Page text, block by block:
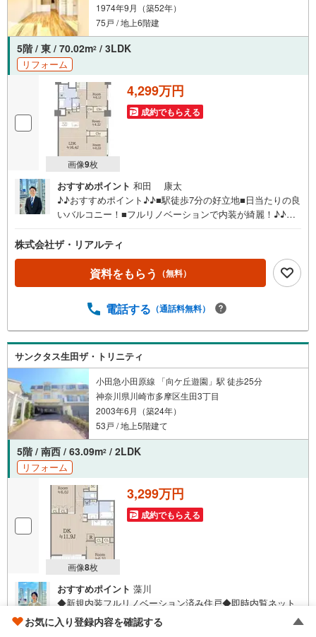
1974年9月（築52年）
75戸 / 地上6階建
5階 / 東 / 70.02m2 / 3LDK
リフォーム
画像9枚
4,299万円
成約でもらえる
おすすめポイント 和田 康太
♪♪おすすめポイント♪♪■駅徒歩7分の好立地■日当たりの良
いバルコニー！■フルリノベーションで内装が綺麗！♪♪設
ノベーション内容】■システムキッチン交換■ユニットバス
クリーニング■ウォシュレットトイレ交換■洗面化粧台交換
■建具交換■フローリング貼替■クロス貼替■給湯器交換■ハ
ウスクリーニングetc…
株式会社ザ・リアルティ
資料をもらう （無料）
電話する （通話料無料）
サンクタス生田ザ・トリニティ
小田急小田原線 「向ケ丘遊園」駅 徒歩25分
神奈川県川崎市多摩区生田3丁目
2003年6月（築24年）
53戸 / 地上5階建て
5階 / 南西 / 63.09m2 / 2LDK
リフォーム
画像8枚
3,299万円
成約でもらえる
おすすめポイント 藻川
◆新規内装フルリノベーション済み住戸◆即時内覧ネット
予約可能！【Point】■新規リノベーション工事実施済み住
戸■長期修繕計画書あり■最上階×使い勝手の良い2LDK■各
お気に入り登録内容を確認する